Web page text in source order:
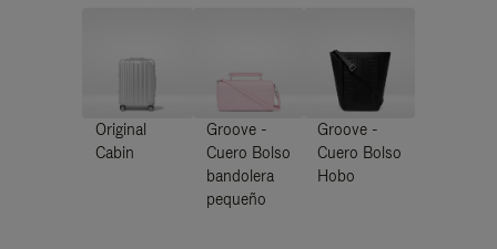
Original
Cabin
Groove -
Cuero Bolso
bandolera
pequeño
Groove -
Cuero Bolso
Hobo